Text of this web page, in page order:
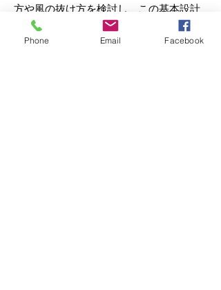
方や風の抜け方を検討し、この基本設計
が固まると次のステップである実施設計
Phone Email Facebook